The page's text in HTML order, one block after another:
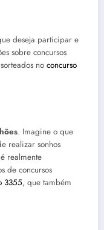
deseja participar e
sobre concursos
no concurso
. Imagine o que
realizar sonhos
realmente
de concursos
3355, que também